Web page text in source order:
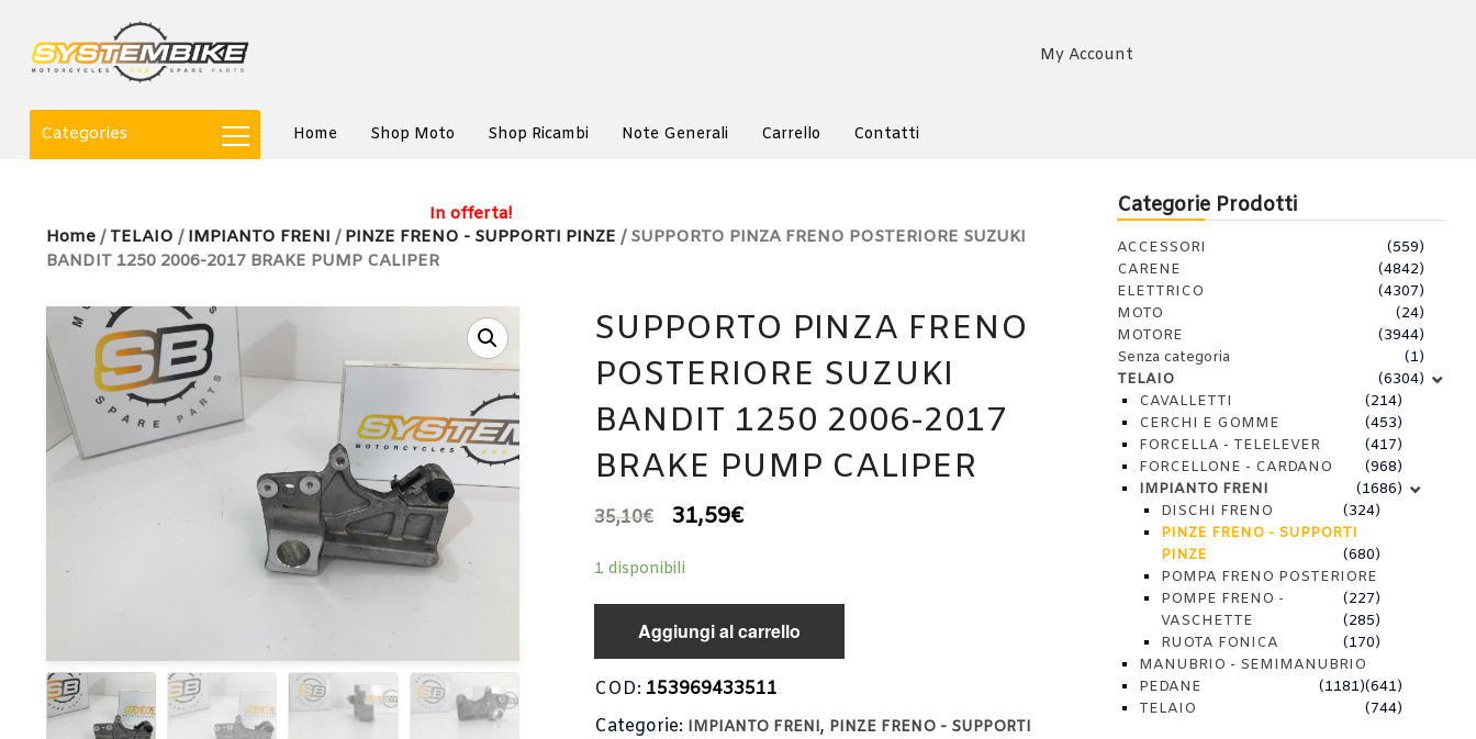
My Account
Categories Home Shop Moto Shop Ricambi Note Generali Carrello Contatti
Home / TELAIO / IMPIANTO FRENI / PINZE FRENO - SUPPORTI PINZE / SUPPORTO PINZA FRENO POSTERIORE SUZUKI
BANDIT 1250 2006-2017 BRAKE PUMP CALIPER
In offerta!
SUPPORTO PINZA FRENO
POSTERIORE SUZUKI
BANDIT 1250 2006-2017
BRAKE PUMP CALIPER
35,10€ 31,59€
1 disponibili
Aggiungi al carrello
COD: 153969433511
Categorie: IMPIANTO FRENI, PINZE FRENO - SUPPORTI
Categorie Prodotti
ACCESSORI
(559)
CARENE
(4842)
ELETTRICO
(4307)
MOTO
(24)
MOTORE
(3944)
Senza categoria
(1)
TELAIO
(6304)
CAVALLETTI
(214)
CERCHI E GOMME
(453)
FORCELLA - TELELEVER
(417)
FORCELLONE - CARDANO
(968)
IMPIANTO FRENI
(1686)
DISCHI FRENO
(324)
PINZE FRENO - SUPPORTI
PINZE
(680)
POMPA FRENO POSTERIORE
(227)
POMPE FRENO -
VASCHETTE
(285)
RUOTA FONICA
(170)
MANUBRIO - SEMIMANUBRIO
(641)
PEDANE
(1181)
TELAIO
(744)